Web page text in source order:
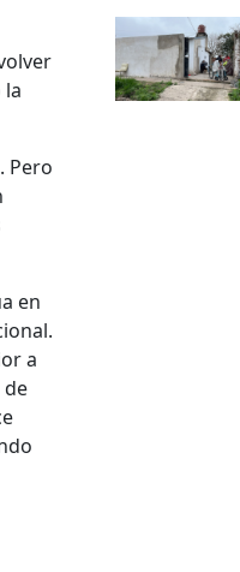
la
Pero
en
a
de